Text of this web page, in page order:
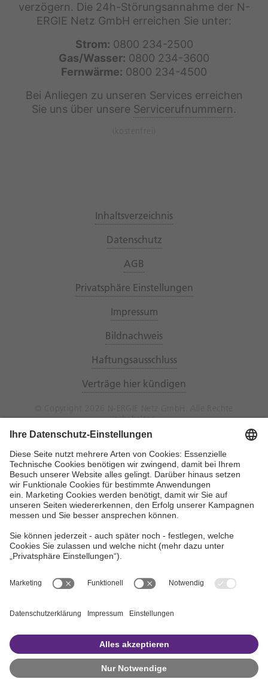
verzögern. Die 24h-Störungsannahme der N-
ERGIE Netz GmbH erreichen Sie unter:
Strom: 0800 234-2500
Gas/Wasser: 0800 234-3600
Fernwärme: 0800 234-4500
Bei Anliegen zu unseren Services erreichen
Sie uns über unsere Servicerufnummern.
Inhaltsverzeichnis
Datenschutz
AGB
Privatsphäre Einstellungen
Impressum
Bildnachweis
Haftungsausschluss
Verträge hier kündigen
vorbehalten.
N-ERGIE Netz GmbH
Hausanschrift: Sandreuthstraße 21, 90441
Nürnberg
Telefon (Vermittlung):
0911 802-02
Vertrag widerrufen